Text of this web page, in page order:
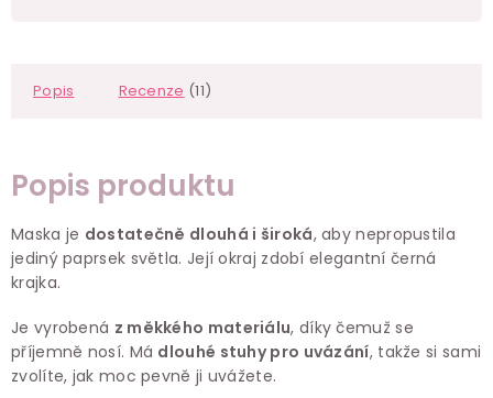
Popis Recenze (11)
Popis produktu
Maska je dostatečně dlouhá i široká, aby nepropustila
jediný paprsek světla. Její okraj zdobí elegantní černá
krajka.
Je vyrobená z měkkého materiálu, díky čemuž se
příjemně nosí. Má dlouhé stuhy pro uvázání, takže si sami
zvolíte, jak moc pevně ji uvážete.